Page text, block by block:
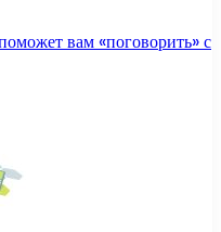
вам «поговорить» с